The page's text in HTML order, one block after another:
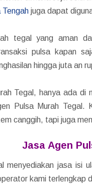
Tengah juga dapat
tegal yang aman
pulsa kapan
hingga juta an
Tegal, hanya ada di
Pulsa Murah Tegal.
canggih, tapi juga
Jasa Agen
menyediakan jasa isi
kami terlengkap